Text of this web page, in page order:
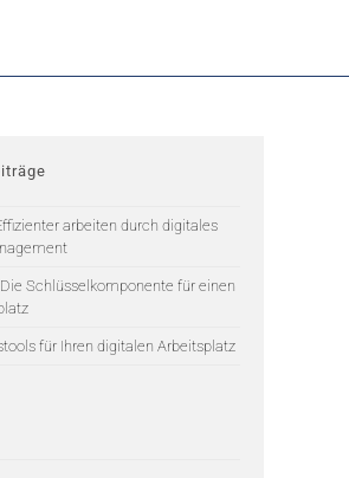
arbeiten durch digitales
Schlüsselkomponente für einen
für Ihren digitalen Arbeitsplatz